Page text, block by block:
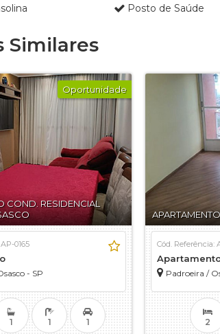
Posto de Saúde
Similares
Oportunidade
COND. RESIDENCIAL
0165
- SP
1 1 1
Cód. Referência:
Padroeira /
2